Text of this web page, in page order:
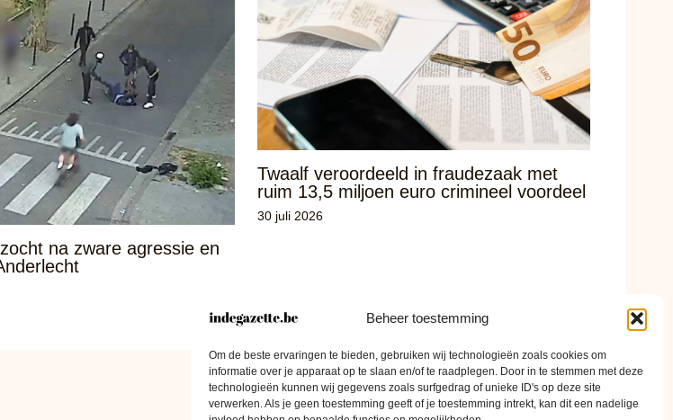
Beheer toestemming
Om de beste ervaringen te bieden, gebruiken wij technologieën zoals cookies om
informatie over je apparaat op te slaan en/of te raadplegen. Door in te stemmen met deze
technologieën kunnen wij gegevens zoals surfgedrag of unieke ID's op deze site
verwerken. Als je geen toestemming geeft of je toestemming intrekt, kan dit een nadelige
na zware agressie en
Twaalf veroordeeld in fraudezaak met
ruim 13,5 miljoen euro crimineel voordeel
30 juli 2026